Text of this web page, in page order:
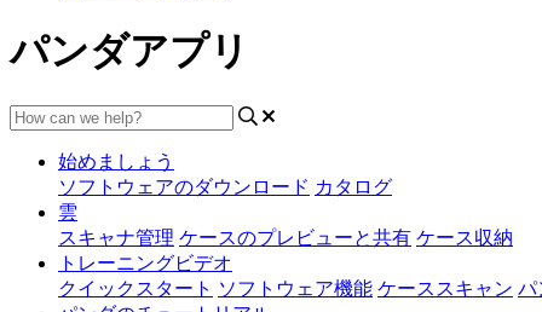
パンダアプリ
始めましょう
ソフトウェアのダウンロード カタログ
雲
スキャナ管理 ケースのプレビューと共有 ケース収納
トレーニングビデオ
クイックスタート ソフトウェア機能 ケーススキャン パ